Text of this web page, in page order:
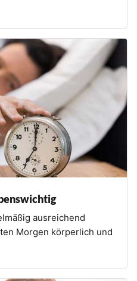
ausreichend
Morgen körperlich und